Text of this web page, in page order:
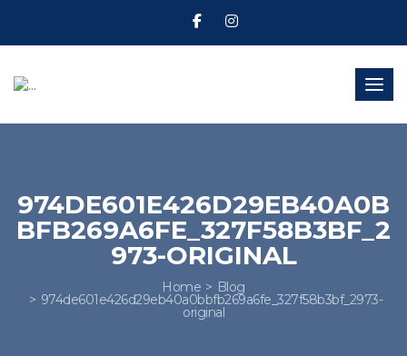
974DE601E426D29EB40A0B
BFB269A6FE_327F58B3BF_2
973-ORIGINAL
Home Blog
974de601e426d29eb40a0bbfb269a6fe_327f58b3bf_2973-
original